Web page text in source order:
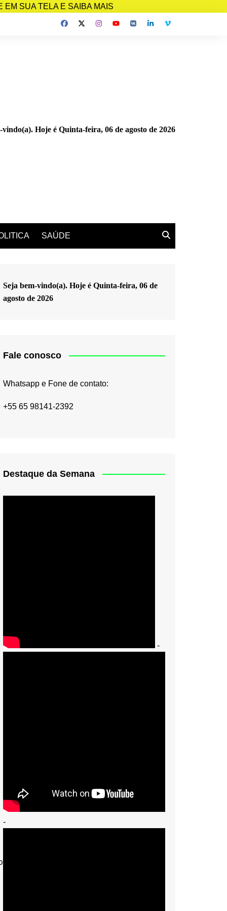
SUA TELA E SAIBA MAIS
vindo(a). Hoje é Quinta-feira, 06 de agosto de 2026
SAÚDE
eleitoral
Seja bem-vindo(a). Hoje é Quinta-feira, 06 de
agosto de 2026
Fale conosco
Whatsapp e Fone de contato:
+55 65 98141-2392
Destaque da Semana
-
-